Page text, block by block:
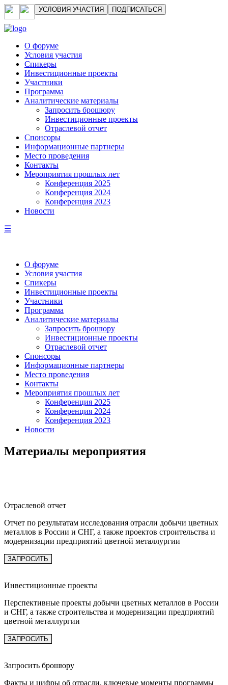
УСЛОВИЯ УЧАСТИЯ ПОДПИСАТЬСЯ
О форуме
Условия участия
Спикеры
Инвестиционные проекты
Участники
Программа
Аналитические материалы
Запросить брошюру
Инвестиционные проекты
Отраслевой отчет
Спонсоры
Информационные партнеры
Место проведения
Контакты
Мероприятия прошлых лет
Конференция 2025
Конференция 2024
Конференция 2023
Новости
☰
О форуме
Условия участия
Спикеры
Инвестиционные проекты
Участники
Программа
Аналитические материалы
Запросить брошюру
Инвестиционные проекты
Отраслевой отчет
Спонсоры
Информационные партнеры
Место проведения
Контакты
Мероприятия прошлых лет
Конференция 2025
Конференция 2024
Конференция 2023
Новости
Материалы мероприятия
Отраслевой отчет
Отчет по результатам исследования отрасли добычи цветных
металлов в России и СНГ, а также проектов строительства и
модернизации предприятий цветной металлургии
ЗАПРОСИТЬ
Инвестиционные проекты
Перспективные проекты добычи цветных металлов в России
и СНГ, а также строительства и модернизации предприятий
цветной металлургии
ЗАПРОСИТЬ
Запросить брошюру
Факты и цифры об отрасли, ключевые моменты программы